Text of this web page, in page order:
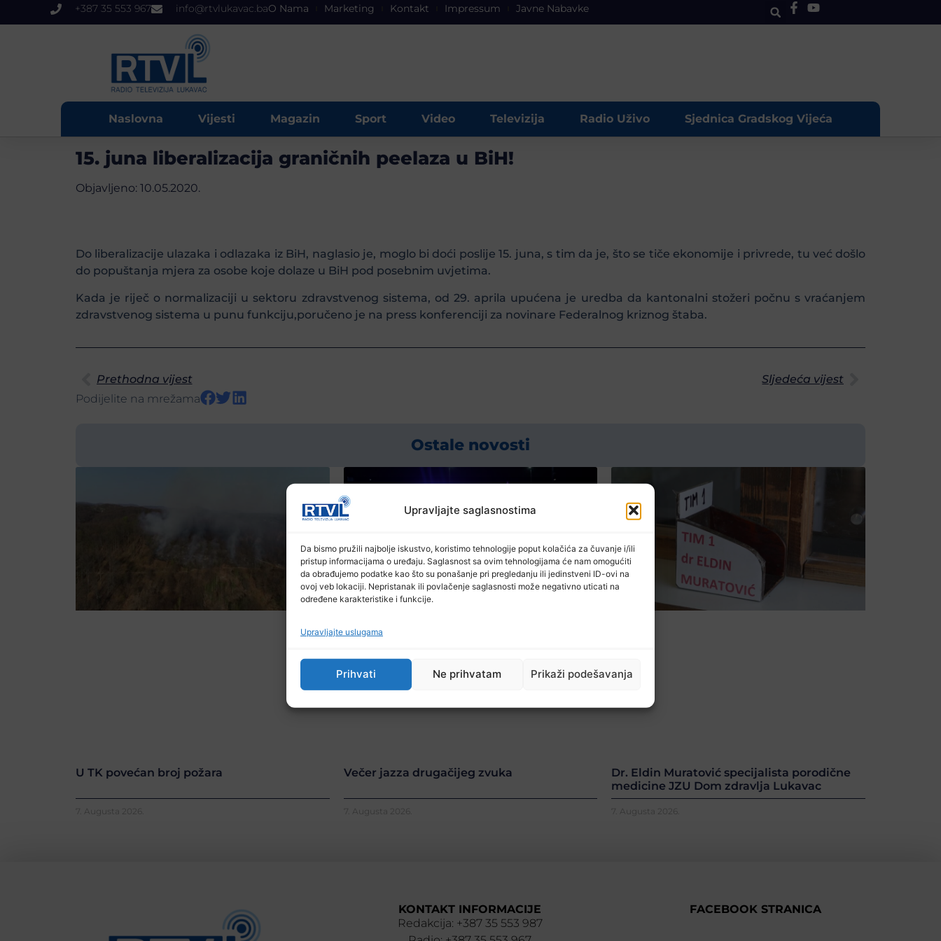
Upravljajte saglasnostima
Da bismo pružili najbolje iskustvo, koristimo tehnologije poput kolačića za čuvanje i/ili
pristup informacijama o uređaju. Saglasnost sa ovim tehnologijama će nam omogućiti
da obrađujemo podatke kao što su ponašanje pri pregledanju ili jedinstveni ID-ovi na
ovoj veb lokaciji. Nepristanak ili povlačenje saglasnosti može negativno uticati na
određene karakteristike i funkcije.
Upravljajte uslugama
Prihvati Ne prihvatam Prikaži podešavanja
+387 35 553 967 info@rtvlukavac.baO Nama Marketing Kontakt Impressum Javne Nabavke
Naslovna Vijesti Magazin Sport Video Televizija Radio Uživo Sjednica Gradskog Vijeća
15. juna liberalizacija graničnih peelaza u BiH!
Objavljeno: 10.05.2020.
Do liberalizacije ulazaka i odlazaka iz BiH, naglasio je, moglo bi doći poslije 15. juna, s tim da je, što se tiče ekonomije i privrede, tu već došlo
do popuštanja mjera za osobe koje dolaze u BiH pod posebnim uvjetima.
Kada je riječ o normalizaciji u sektoru zdravstvenog sistema, od 29. aprila upućena je uredba da kantonalni stožeri počnu s vraćanjem
zdravstvenog sistema u punu funkciju,poručeno je na press konferenciji za novinare Federalnog kriznog štaba.
Prethodna vijest
Sljedeća vijest
Podijelite na mrežama
Ostale novosti
U TK povećan broj požara
7. Augusta 2026.
Večer jazza drugačijeg zvuka
7. Augusta 2026.
Dr. Eldin Muratović specijalista porodične
medicine JZU Dom zdravlja Lukavac
7. Augusta 2026.
KONTAKT INFORMACIJE
Redakcija: +387 35 553 987
FACEBOOK STRANICA